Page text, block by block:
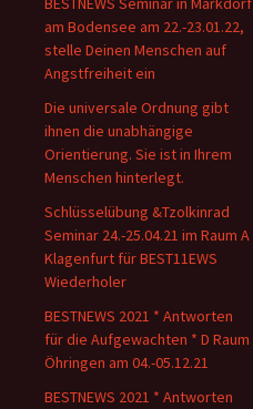
am Bodensee am 22.-23.01.22,
stelle Deinen Menschen auf
Angstfreiheit ein
Die universale Ordnung gibt
ihnen die unabhängige
Orientierung. Sie ist in Ihrem
Menschen hinterlegt.
Schlüsselübung &Tzolkinrad
Seminar 24.-25.04.21 im Raum A
Klagenfurt für BEST11EWS
Wiederholer
BESTNEWS 2021 * Antworten
für die Aufgewachten * D Raum
Öhringen am 04.-05.12.21
BESTNEWS 2021 * Antworten